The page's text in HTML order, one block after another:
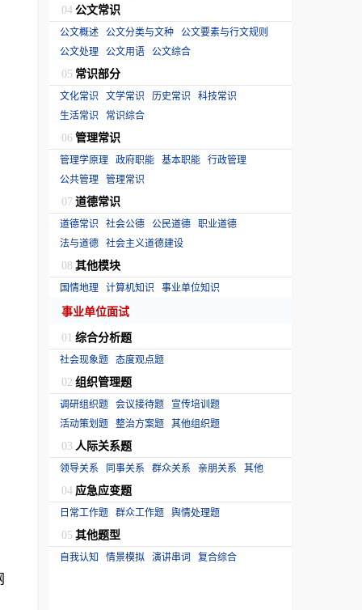
04 公文常识
公文概述 公文分类与文种 公文要素与行文规则
公文处理 公文用语 公文综合
05 常识部分
文化常识 文学常识 历史常识 科技常识
生活常识
常识综合
06 管理常识
管理学原理 政府职能 基本职能 行政管理
公共管理 管理常识
07 道德常识
道德常识 社会公德 公民道德 职业道德
法与道德 社会主义道德建设
08 其他模块
国情地理 计算机知识 事业单位知识
事业单位面试
01 综合分析题
社会现象题 态度观点题
02 组织管理题
调研组织题 会议接待题 宣传培训题
活动策划题 整治方案题 其他组织题
03 人际关系题
领导关系 同事关系 群众关系 亲朋关系 其他
04 应急应变题
日常工作题 群众工作题 舆情处理题
05 其他题型
自我认知 情景模拟 演讲串词 复合综合